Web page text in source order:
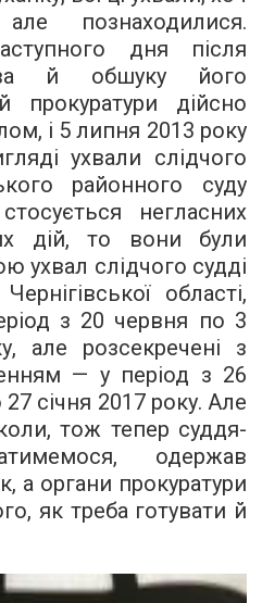
познаходилися.
дня після
й обшуку його
прокуратури дійсно
і 5 липня 2013 року
ухвали слідчого
районного суду
негласних
дій, то вони були
ухвал слідчого судді
області,
з 20 червня по 3
але розсекречені з
— у період з 26
січня 2017 року. Але
тож тепер суддя-
одержав
а органи прокуратури
як треба готувати й